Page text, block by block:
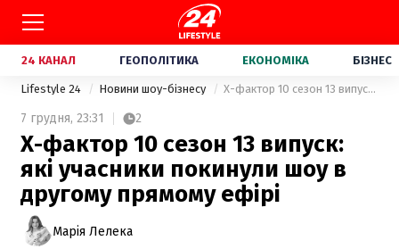
24 КАНАЛ ГЕОПОЛІТИКА ЕКОНОМІКА БІЗНЕС
Lifestyle 24 Новини шоу-бізнесу Х-фактор 10 сезон 13 випуск: які учасники покинули шоу в другому прямому ефірі
7 грудня, 23:31 2
Х-фактор 10 сезон 13 випуск:
які учасники покинули шоу в
другому прямому ефірі
Марія Лелека